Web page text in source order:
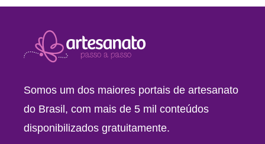
Somos um dos maiores portais de artesanato
do Brasil, com mais de 5 mil conteúdos
disponibilizados gratuitamente.